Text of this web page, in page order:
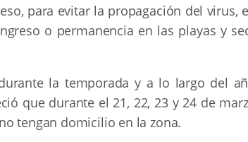
para evitar la propagación del virus,
o permanencia en las playas y
la temporada y a lo largo del
que durante el 21, 22, 23 y 24 de
tengan domicilio en la zona.